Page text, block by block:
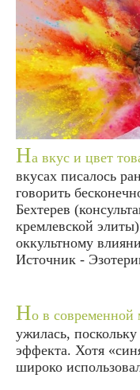
На вкус и цвет
вкусах писалось
говорить
Бехтерев
кремлевской
оккультному
Источник -
Но в современной
ужилась,
эффекта. Хотя
широко